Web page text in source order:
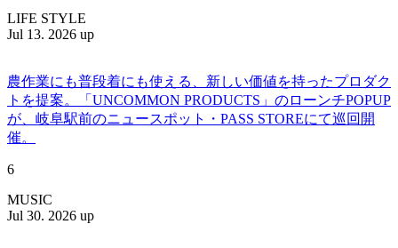
LIFE STYLE
Jul 13. 2026 up
農作業にも普段着にも使える、新しい価値を持ったプロダク
トを提案。「UNCOMMON PRODUCTS」のローンチPOPUP
が、岐阜駅前のニュースポット・PASS STOREにて巡回開
催。
6
MUSIC
Jul 30. 2026 up